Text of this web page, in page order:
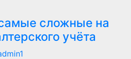
сложные на
учёта